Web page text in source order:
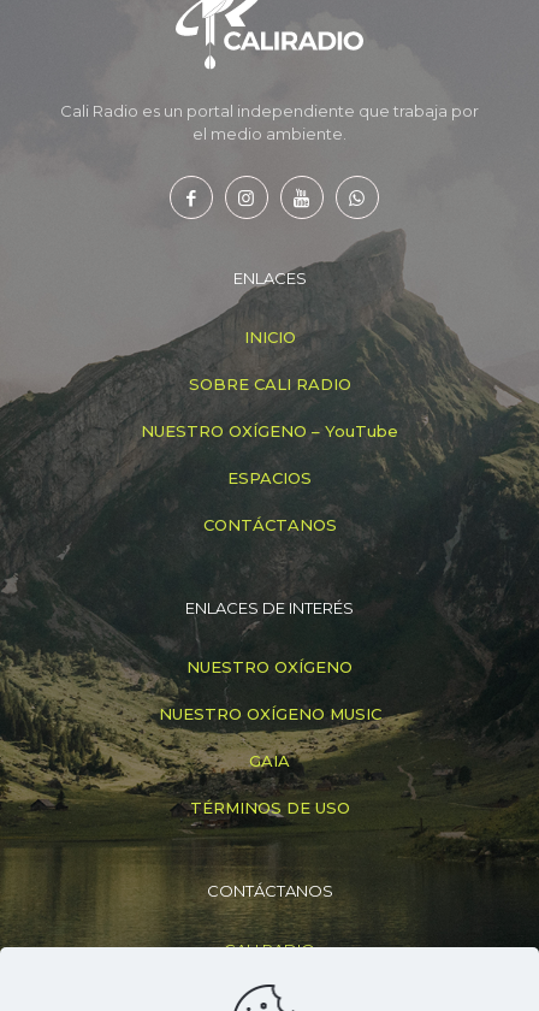
Cali Radio es un portal independiente que trabaja por
el medio ambiente.
ENLACES
INICIO
SOBRE CALI RADIO
NUESTRO OXÍGENO – YouTube
ESPACIOS
CONTÁCTANOS
ENLACES DE INTERÉS
NUESTRO OXÍGENO
NUESTRO OXÍGENO MUSIC
GAIA
TÉRMINOS DE USO
CONTÁCTANOS
CALI RADIO
+(57) 316 830 6307